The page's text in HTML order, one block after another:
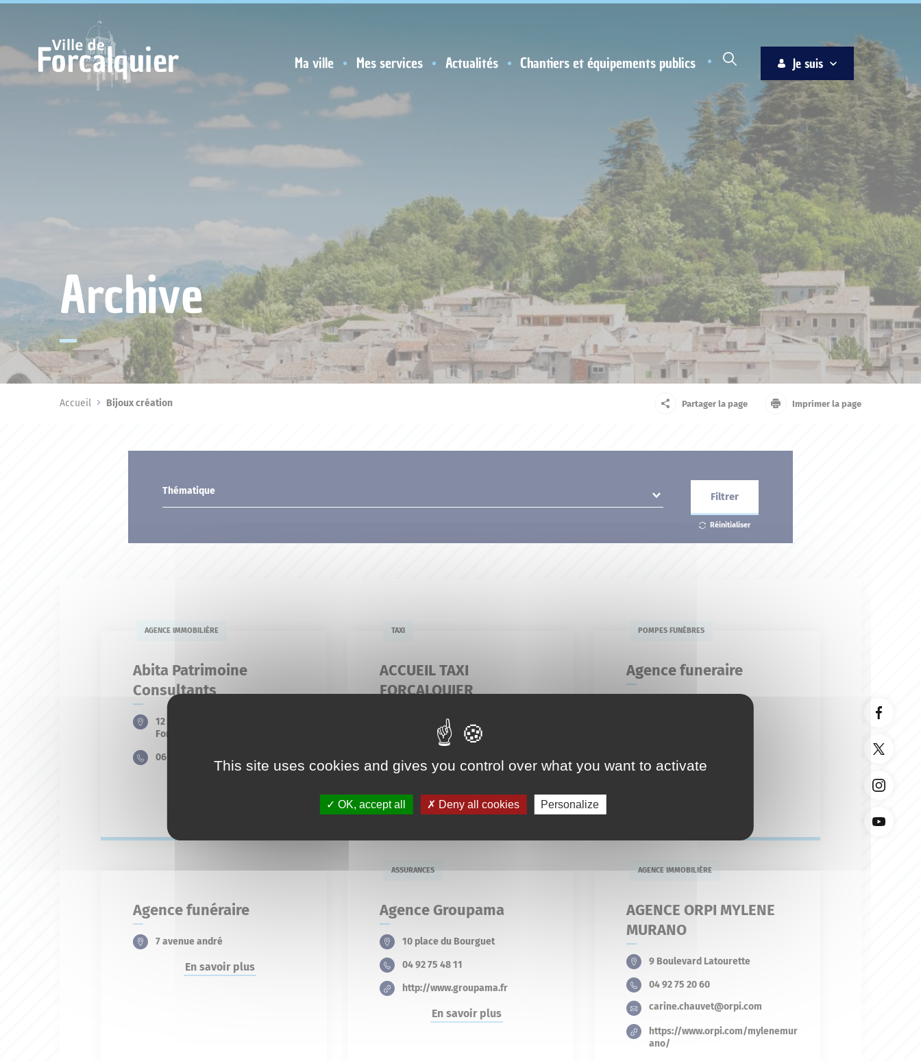
Ma ville Mes services Actualités Chantiers et équipements publics Je suis
Habitant
Associations
Jeune
Entreprise
Ainé
Nouvel
arrivant
Touriste
Archive
Accueil Bijoux création Partager la page Imprimer la page
Thématique Filtrer
Réinitialiser
AGENCE IMMOBILIÈRE
Abita Patrimoine
Consultants
12 Lotissement Lucrece 11
Fontauris
06 58 20 00 12
TAXI
ACCUEIL TAXI
FORCALQUIER
3 Impasse Lucrèce
06 20 67 58 62
accueiltaxiforcalquier04@gmail.c
En savoir plus
POMPES FUNÈBRES
Agence funeraire
olivier@orange.fr
Agence funéraire
7 avenue andré
En savoir plus
ASSURANCES
Agence Groupama
10 place du Bourguet
04 92 75 48 11
http://www.groupama.fr
En savoir plus
AGENCE IMMOBILIÈRE
AGENCE ORPI MYLENE
MURANO
9 Boulevard Latourette
04 92 75 20 60
carine.chauvet@orpi.com
https://www.orpi.com/mylenemur
ano/
Cookies management panel
This site uses cookies and gives you control over what you want to activate
OK, accept all Deny all cookies Personalize